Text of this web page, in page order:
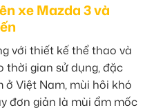
xe Mazda 3 và
với thiết kế thể thao và
thời gian sử dụng, đặc
ở Việt Nam, mùi hôi khó
đơn giản là mùi ẩm mốc